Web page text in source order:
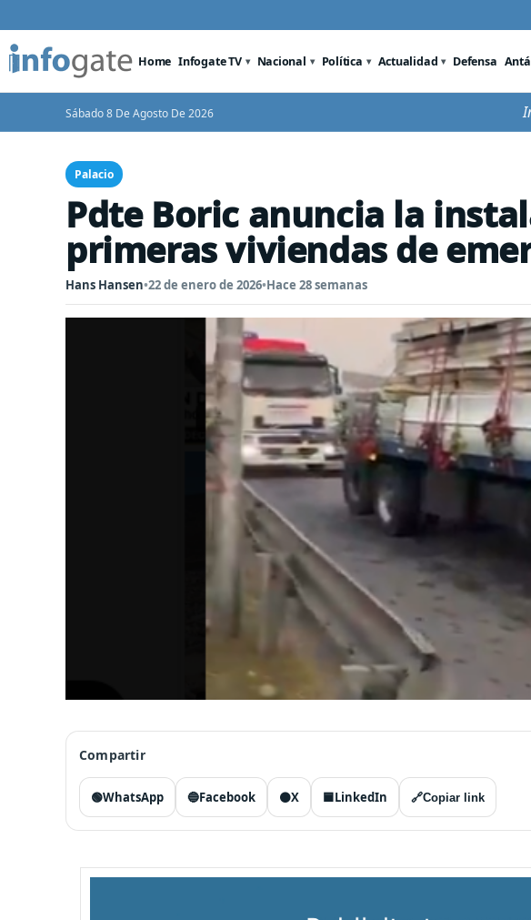
Home Infogate TV Nacional Política Actualidad Defensa
Sábado 8 De Agosto De 2026
Palacio
Pdte Boric anuncia la
primeras viviendas de
Hans Hansen•22 de enero de 2026•Hace 28 semanas
Compartir
🟢WhatsApp 🔵Facebook ⚫X 🟦LinkedIn 🔗Copiar link